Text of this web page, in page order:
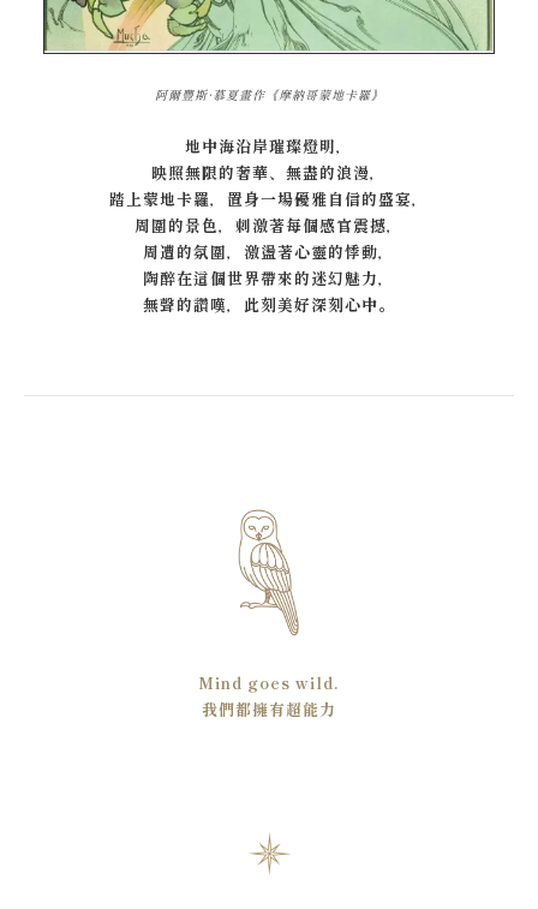
阿爾豐斯·慕夏畫作《摩納哥蒙地卡羅》
地中海沿岸璀璨燈明，
映照無限的奢華、無盡的浪漫，
踏上蒙地卡羅，置身一場優雅自信的盛宴，
周圍的景色，刺激著每個感官震撼，
周遭的氛圍，激盪著心靈的悸動，
陶醉在這個世界帶來的迷幻魅力，
無聲的讚嘆，此刻美好深刻心中。
Mind goes wild.
我們都擁有超能力